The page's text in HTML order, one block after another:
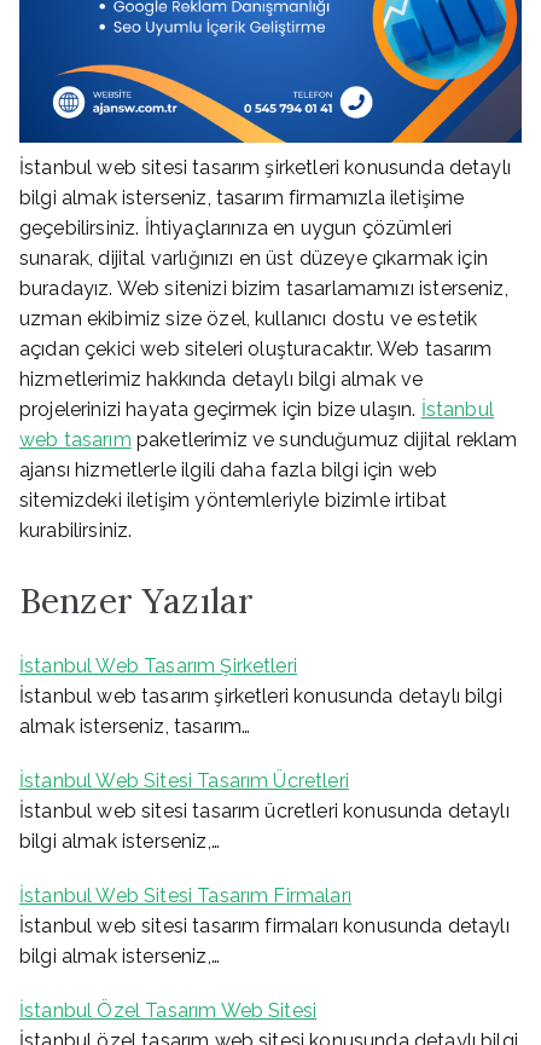
İstanbul web sitesi tasarım şirketleri konusunda detaylı
bilgi almak isterseniz, tasarım firmamızla iletişime
geçebilirsiniz. İhtiyaçlarınıza en uygun çözümleri
sunarak, dijital varlığınızı en üst düzeye çıkarmak için
buradayız. Web sitenizi bizim tasarlamamızı isterseniz,
uzman ekibimiz size özel, kullanıcı dostu ve estetik
açıdan çekici web siteleri oluşturacaktır. Web tasarım
hizmetlerimiz hakkında detaylı bilgi almak ve
projelerinizi hayata geçirmek için bize ulaşın. İstanbul
web tasarım paketlerimiz ve sunduğumuz dijital reklam
ajansı hizmetlerle ilgili daha fazla bilgi için web
sitemizdeki iletişim yöntemleriyle bizimle irtibat
kurabilirsiniz.
Benzer Yazılar
İstanbul Web Tasarım Şirketleri
İstanbul web tasarım şirketleri konusunda detaylı bilgi
almak isterseniz, tasarım…
İstanbul Web Sitesi Tasarım Ücretleri
İstanbul web sitesi tasarım ücretleri konusunda detaylı
bilgi almak isterseniz,…
İstanbul Web Sitesi Tasarım Firmaları
İstanbul web sitesi tasarım firmaları konusunda detaylı
bilgi almak isterseniz,…
İstanbul Özel Tasarım Web Sitesi